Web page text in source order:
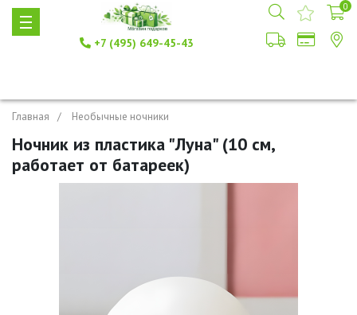
+7 (495) 649-45-43
0
Главная Необычные ночники
Ночник из пластика "Луна" (10 см,
работает от батареек)